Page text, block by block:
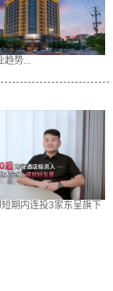
势...
期内连投3家东呈旗下